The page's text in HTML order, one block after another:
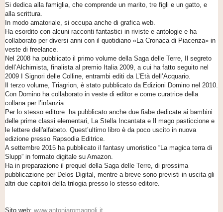
Si dedica alla famiglia, che comprende un marito, tre figli e un gatto, e
alla scrittura.
In modo amatoriale, si occupa anche di grafica web.
Ha esordito con alcuni racconti fantastici in riviste e antologie e ha
collaborato per diversi anni con il quotidiano «La Cronaca di Piacenza» in
veste di freelance.
Nel 2008 ha pubblicato il primo volume della Saga delle Terre, Il segreto
dell’Alchimista, finalista al premio Italia 2009, a cui ha fatto seguito nel
2009 I Signori delle Colline, entrambi editi da L’Età dell’Acquario.
Il terzo volume, Triagrion, è stato pubblicato da Edizioni Domino nel 2010.
Con Domino ha collaborato in veste di editor e come curatrice della
collana per l’infanzia.
Per lo stesso editore ha pubblicato anche due fiabe dedicate ai bambini
delle prime classi elementari, La Stella Incantata e Il mago pasticcione e
le lettere dell'alfabeto. Quest’ultimo libro è da poco uscito in nuova
edizione presso Rapsodia Editrice.
A settembre 2015 ha pubblicato il fantasy umoristico “La magica terra di
Slupp” in formato digitale su Amazon.
Ha in preparazione il prequel della Saga delle Terre, di prossima
pubblicazione per Delos Digital, mentre a breve sono previsti in uscita gli
altri due capitoli della trilogia presso lo stesso editore.
Sito web: www.antoniaromagnoli.it